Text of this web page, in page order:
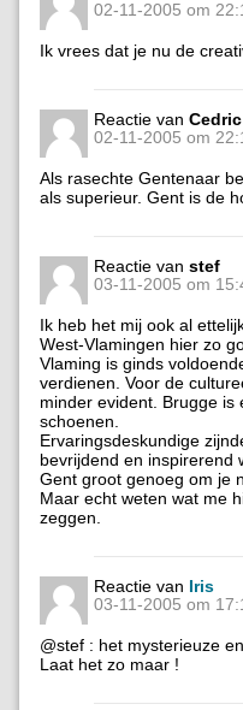
02-11-2005 om
Ik vrees dat je nu de
Reactie van Cedric
02-11-2005 om
Als rasechte Gentenaar
als superieur. Gent is de
Reactie van stef
03-11-2005 om
Ik heb het mij ook al
West-Vlamingen hier zo
Vlaming is ginds
verdienen. Voor de
minder evident. Brugge is
schoenen.
Ervaringsdeskundige
bevrijdend en inspirerend
Gent groot genoeg om je
Maar echt weten wat me
zeggen.
Reactie van Iris
03-11-2005 om
@stef : het mysterieuze
Laat het zo maar !